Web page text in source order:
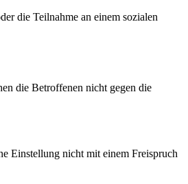
die Teilnahme an einem sozialen
die Betroffenen nicht gegen die
Einstellung nicht mit einem Freispruch